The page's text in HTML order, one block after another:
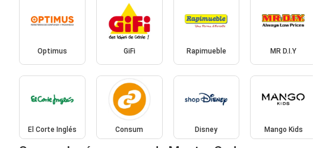
Optimus GiFi Rapimueble MR D.I.Y
El Corte Inglés Consum Disney Mango Kids